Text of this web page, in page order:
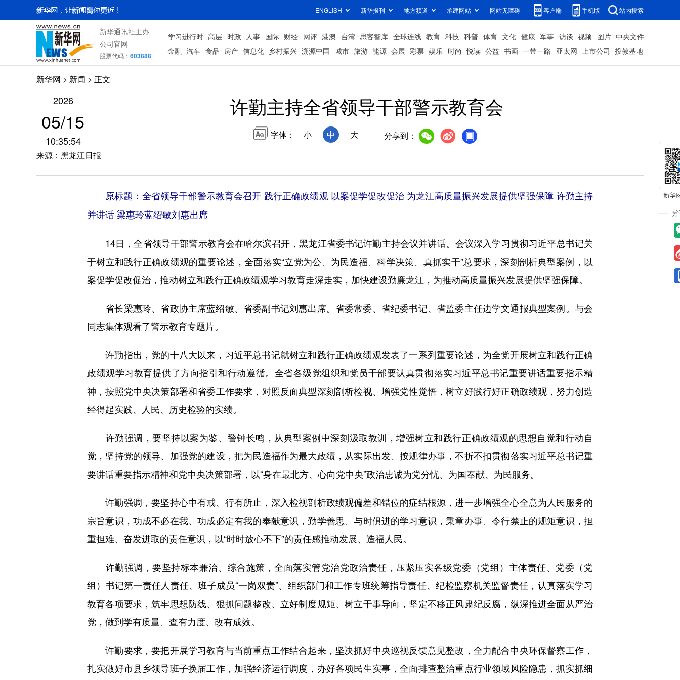
ENGLISH 新华报刊 地方频道 承建网站 网站无障碍 客户端 手机版 站内搜索
新华通讯社主办
公司官网
股票代码： 603888
学习进行时 高层 时政 人事 国际 财经 网评 港澳 台湾 思客智库 全球连线 教育 科技 科普 体育 文化 健康 军事 访谈 视频 图片 中央文件
金融 汽车 食品 房产 信息化 乡村振兴 溯源中国 城市 旅游 能源 会展 彩票 娱乐 时尚 悦读 公益 书画 一带一路 亚太网 上市公司 投教基地
新华网 > 新闻 > 正文
2026
05/15
10:35:54
来源：黑龙江日报
许勤主持全省领导干部警示教育会
字体： 小 中 大 分享到：
原标题：全省领导干部警示教育会召开 践行正确政绩观 以案促学促改促治 为龙江高质量振兴发展提供坚强保障 许勤主持
并讲话 梁惠玲蓝绍敏刘惠出席
14日，全省领导干部警示教育会在哈尔滨召开，黑龙江省委书记许勤主持会议并讲话。会议深入学习贯彻习近平总书记关
于树立和践行正确政绩观的重要论述，全面落实“立党为公、为民造福、科学决策、真抓实干”总要求，深刻剖析典型案例，以
案促学促改促治，推动树立和践行正确政绩观学习教育走深走实，加快建设勤廉龙江，为推动高质量振兴发展提供坚强保障。
省长梁惠玲、省政协主席蓝绍敏、省委副书记刘惠出席。省委常委、省纪委书记、省监委主任边学文通报典型案例。与会
同志集体观看了警示教育专题片。
许勤指出，党的十八大以来，习近平总书记就树立和践行正确政绩观发表了一系列重要论述，为全党开展树立和践行正确
政绩观学习教育提供了方向指引和行动遵循。全省各级党组织和党员干部要认真贯彻落实习近平总书记重要讲话重要指示精
神，按照党中央决策部署和省委工作要求，对照反面典型深刻剖析检视、增强党性觉悟，树立好践行好正确政绩观，努力创造
经得起实践、人民、历史检验的实绩。
许勤强调，要坚持以案为鉴、警钟长鸣，从典型案例中深刻汲取教训，增强树立和践行正确政绩观的思想自觉和行动自
觉，坚持党的领导、加强党的建设，把为民造福作为最大政绩，从实际出发、按规律办事，不折不扣贯彻落实习近平总书记重
要讲话重要指示精神和党中央决策部署，以“身在最北方、心向党中央”政治忠诚为党分忧、为国奉献、为民服务。
许勤强调，要坚持心中有戒、行有所止，深入检视剖析政绩观偏差和错位的症结根源，进一步增强全心全意为人民服务的
宗旨意识，功成不必在我、功成必定有我的奉献意识，勤学善思、与时俱进的学习意识，秉章办事、令行禁止的规矩意识，担
重担难、奋发进取的责任意识，以“时时放心不下”的责任感推动发展、造福人民。
许勤强调，要坚持标本兼治、综合施策，全面落实管党治党政治责任，压紧压实各级党委（党组）主体责任、党委（党
组）书记第一责任人责任、班子成员“一岗双责”、组织部门和工作专班统筹指导责任、纪检监察机关监督责任，认真落实学习
教育各项要求，筑牢思想防线、狠抓问题整改、立好制度规矩、树立干事导向，坚定不移正风肃纪反腐，纵深推进全面从严治
党，做到学有质量、查有力度、改有成效。
许勤要求，要把开展学习教育与当前重点工作结合起来，坚决抓好中央巡视反馈意见整改，全力配合中央环保督察工作，
扎实做好市县乡领导班子换届工作，加强经济运行调度，办好各项民生实事，全面排查整治重点行业领域风险隐患，抓实抓细